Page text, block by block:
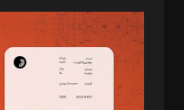
مدیر مسئول: محمدباقر اثنی‌عشری
سردبیر: مهرک محمودی
دبیر تحریریه: میثم قاسمی
د‌بیر ناداستان: سمانه سمیع